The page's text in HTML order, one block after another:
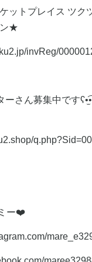
ットプレイス ツク
ン★
invReg/
さん募集中です
ー❤️